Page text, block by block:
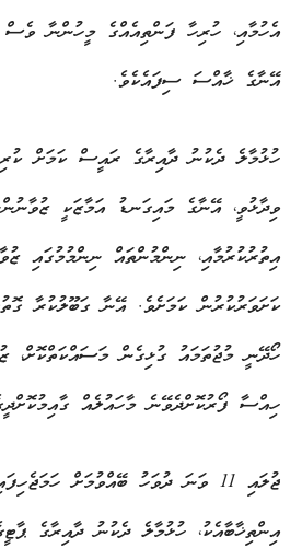
އެހުމާއި، ހުރިހާ ފަންތިއެއްގެ މީހުންނާ
އޭނާގެ ޚާއްސަ ސިފައެކެވެ.
ހުޅުމާލެ ދެކުނު ދާއިރާގެ ރައީސް ކަމަށް
ވިދާޅުވީ، އޭނާގެ މައިގަނޑު އަމާޒަކީ
އިތުރުކުރުމާއި، ނިންމުންތައް ނިންމުމުގައި
ކަށަވަރުކުރުން ކަމަށެވެ. އޭނާ ގަބޫލުކުރާ
ހޯދޭނީ މުޖުތަމައު ގުޅިގެން މަސައްކަތްކޮށް،
ހިއްސާ ފޯރުކޮށްދެވޭނެ މާހައުލެއް
ޖުލައި 11 ވަނަ ދުވަހު ބޭއްވުމަށް
އިންތިޚާބާއެކު، ހުޅުމާލެ ދެކުނު ދާއިރާގެ